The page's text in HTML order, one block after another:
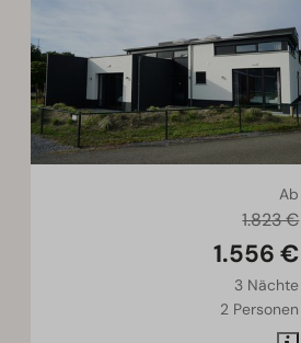
Ab
1.823 €
1.556 €
3 Nächte
2 Personen